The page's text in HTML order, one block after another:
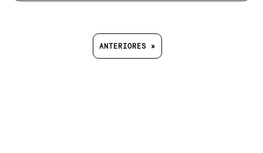
ANTERIORES »